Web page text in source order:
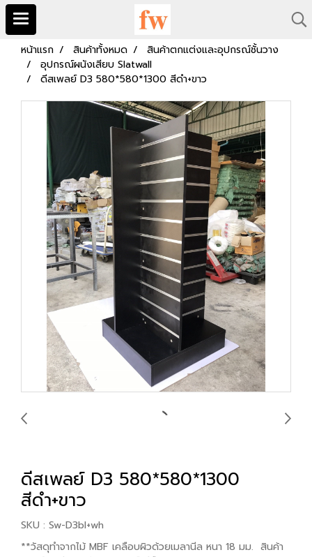
หน้าแรก สินค้าทั้งหมด
สินค้าตกแต่งและอุปกรณ์ชั้นวาง
อุปกรณ์ผนังเสียบ Slatwall
ดีสเพลย์ D3 580*580*1300 สีดำ+ขาว
ดีสเพลย์ D3 580*580*1300
สีดำ+ขาว
SKU : Sw-D3bl+wh
**วัสดุทำจากไม้ MBF เคลือบผิวด้วยเมลานีล หนา 18 มม. สินค้า